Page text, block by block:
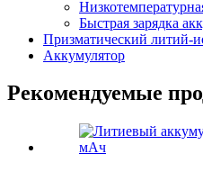
Быстрая зарядка
Призматический литий-
Аккумулятор
Рекомендуемые